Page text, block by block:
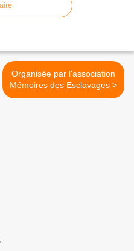
Organisée par l'association
Mémoires des Esclavages >